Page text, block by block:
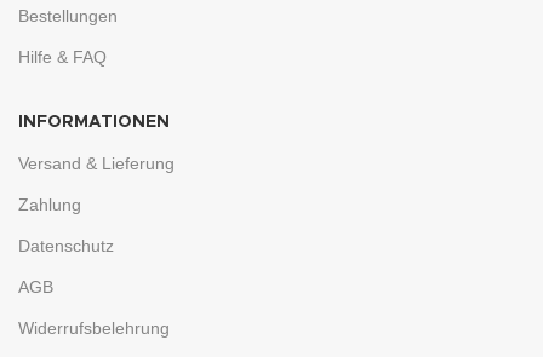
Bestellungen
Hilfe & FAQ
INFORMATIONEN
Versand & Lieferung
Zahlung
Datenschutz
AGB
Widerrufsbelehrung